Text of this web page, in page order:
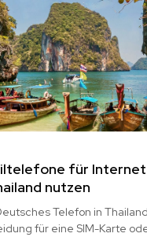
für Internet
nutzen
Telefon in Thailand
für eine SIM-Karte